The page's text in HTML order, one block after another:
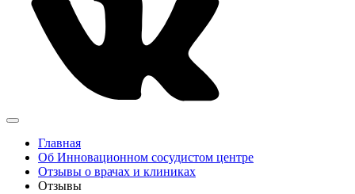
Главная
Об Инновационном сосудистом центре
Отзывы о врачах и клиниках
Отзывы